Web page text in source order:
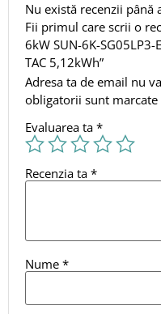
Nu există recenzii până
Fii primul care scrii o
6kW SUN-6K-
TAC 5,12kWh”
Adresa ta de email nu
obligatorii sunt marcate
Evaluarea ta *
Recenzia ta *
Nume *